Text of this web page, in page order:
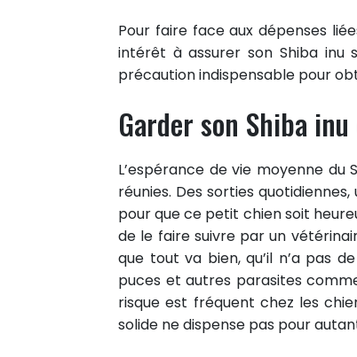
Pour faire face aux dépenses
intérêt à assurer son Shiba inu
précaution indispensable pour
Garder son Shiba
L’espérance de vie moyenne
réunies. Des sorties
pour que ce petit chien soit
de le faire suivre par un
que tout va bien, qu’il n’a pas
puces et autres parasites
risque est fréquent chez les
solide ne dispense pas pour